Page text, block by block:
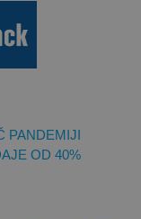
PANDEMIJI
OD 40%